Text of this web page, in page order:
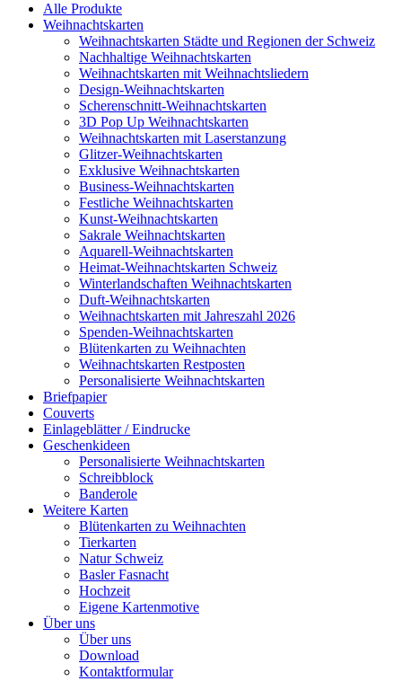
Alle Produkte
Weihnachtskarten
Weihnachtskarten Städte und Regionen der Schweiz
Nachhaltige Weihnachtskarten
Weihnachtskarten mit Weihnachtsliedern
Design-Weihnachtskarten
Scherenschnitt-Weihnachtskarten
3D Pop Up Weihnachtskarten
Weihnachtskarten mit Laserstanzung
Glitzer-Weihnachtskarten
Exklusive Weihnachtskarten
Business-Weihnachtskarten
Festliche Weihnachtskarten
Kunst-Weihnachtskarten
Sakrale Weihnachtskarten
Aquarell-Weihnachtskarten
Heimat-Weihnachtskarten Schweiz
Winterlandschaften Weihnachtskarten
Duft-Weihnachtskarten
Weihnachtskarten mit Jahreszahl 2026
Spenden-Weihnachtskarten
Blütenkarten zu Weihnachten
Weihnachtskarten Restposten
Personalisierte Weihnachtskarten
Briefpapier
Couverts
Einlageblätter / Eindrucke
Geschenkideen
Personalisierte Weihnachtskarten
Schreibblock
Banderole
Weitere Karten
Blütenkarten zu Weihnachten
Tierkarten
Natur Schweiz
Basler Fasnacht
Hochzeit
Eigene Kartenmotive
Über uns
Über uns
Download
Kontaktformular